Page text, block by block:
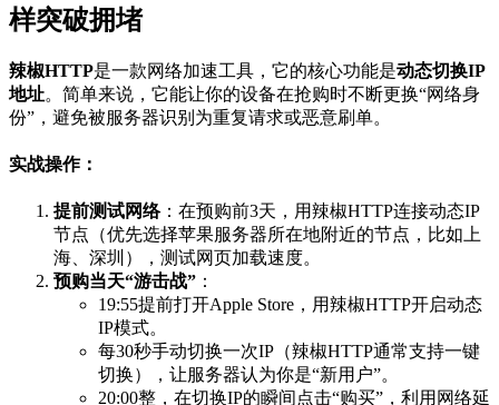
样突破拥堵
辣椒HTTP是一款网络加速工具，它的核心功能是动态切换IP
地址。简单来说，它能让你的设备在抢购时不断更换“网络身
份”，避免被服务器识别为重复请求或恶意刷单。
实战操作：
提前测试网络：在预购前3天，用辣椒HTTP连接动态IP
节点（优先选择苹果服务器所在地附近的节点，比如上
海、深圳），测试网页加载速度。
预购当天“游击战” ：
19:55提前打开Apple Store，用辣椒HTTP开启动态
IP模式。
每30秒手动切换一次IP（辣椒HTTP通常支持一键
切换），让服务器认为你是“新用户”。
20:00整，在切换IP的瞬间点击“购买”，利用网络延